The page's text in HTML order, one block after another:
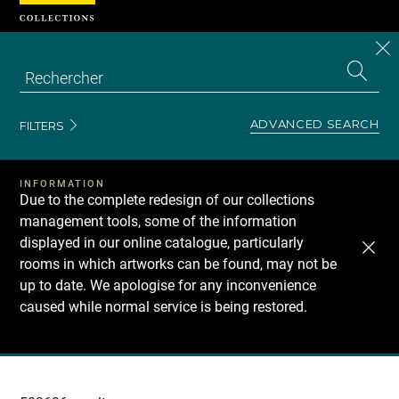
FILTERS ADVANCED SEARCH
INFORMATION
Due to the complete redesign of our collections
management tools, some of the information
displayed in our online catalogue, particularly
rooms in which artworks can be found, may not be
up to date. We apologise for any inconvenience
caused while normal service is being restored.
Recherche
Cookies management panel